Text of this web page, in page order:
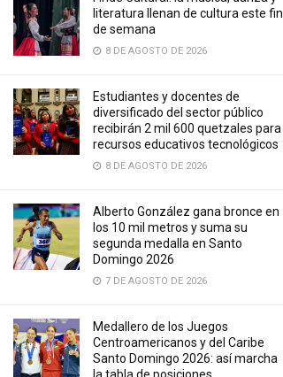
literatura llenan de cultura este fin
de semana
8 DE AGOSTO DE 2026
Estudiantes y docentes de
diversificado del sector público
recibirán 2 mil 600 quetzales para
recursos educativos tecnológicos
8 DE AGOSTO DE 2026
Alberto González gana bronce en
los 10 mil metros y suma su
segunda medalla en Santo
Domingo 2026
7 DE AGOSTO DE 2026
Medallero de los Juegos
Centroamericanos y del Caribe
Santo Domingo 2026: así marcha